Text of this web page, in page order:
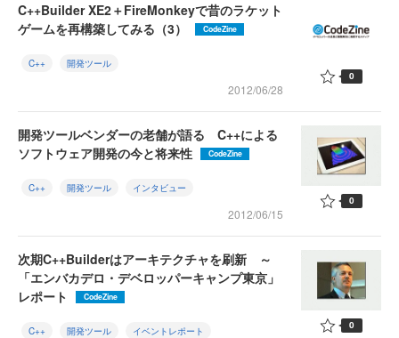
C++Builder XE2＋FireMonkeyで昔のラケット
ゲームを再構築してみる（3）
CodeZine
C++ 開発ツール
2012/06/28
0
開発ツールベンダーの老舗が語る C++による
ソフトウェア開発の今と将来性
CodeZine
C++ 開発ツール インタビュー
2012/06/15
0
次期C++Builderはアーキテクチャを刷新 ～
「エンバカデロ・デベロッパーキャンプ東京」
レポート
CodeZine
C++ 開発ツール イベントレポート 0